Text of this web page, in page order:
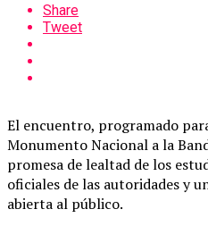
Share
Tweet
El encuentro, programado
Monumento Nacional a la
promesa de lealtad de los
oficiales de las autoridades y
abierta al público.